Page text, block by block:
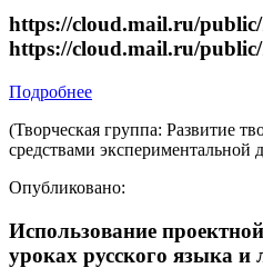
https://cloud.mail.ru/
https://cloud.mail.ru/
Подробнее
(Творческая группа: Развитие
средствами экспериментальной
Опубликовано:
Использование
уроках русского языка и